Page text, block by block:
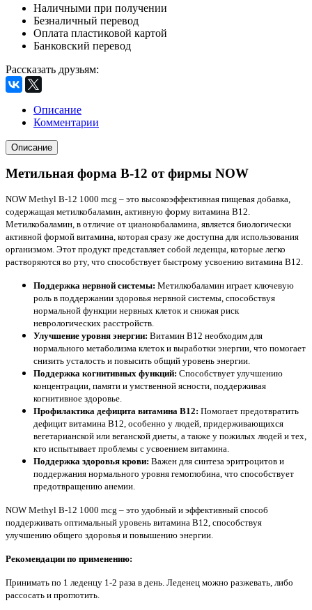
Наличными при получении
Безналичный перевод
Оплата пластиковой картой
Банковский перевод
Рассказать друзьям:
Описание
Комментарии
Описание
Метильная форма B-12 от фирмы NOW
NOW Methyl B-12 1000 mcg – это высокоэффективная пищевая добавка,
содержащая метилкобаламин, активную форму витамина B12.
Метилкобаламин, в отличие от цианокобаламина, является биологически
активной формой витамина, которая сразу же доступна для использования
организмом. Этот продукт представляет собой леденцы, которые легко
растворяются во рту, что способствует быстрому усвоению витамина B12.
Поддержка нервной системы: Метилкобаламин играет ключевую
роль в поддержании здоровья нервной системы, способствуя
нормальной функции нервных клеток и снижая риск
неврологических расстройств.
Улучшение уровня энергии: Витамин B12 необходим для
нормального метаболизма клеток и выработки энергии, что помогает
снизить усталость и повысить общий уровень энергии.
Поддержка когнитивных функций: Способствует улучшению
концентрации, памяти и умственной ясности, поддерживая
когнитивное здоровье.
Профилактика дефицита витамина B12: Помогает предотвратить
дефицит витамина B12, особенно у людей, придерживающихся
вегетарианской или веганской диеты, а также у пожилых людей и тех,
кто испытывает проблемы с усвоением витамина.
Поддержка здоровья крови: Важен для синтеза эритроцитов и
поддержания нормального уровня гемоглобина, что способствует
предотвращению анемии.
NOW Methyl B-12 1000 mcg – это удобный и эффективный способ
поддерживать оптимальный уровень витамина B12, способствуя
улучшению общего здоровья и повышению энергии.
Рекомендации по применению:
Принимать по 1 леденцу 1-2 раза в день. Леденец можно разжевать, либо
рассосать и проглотить.